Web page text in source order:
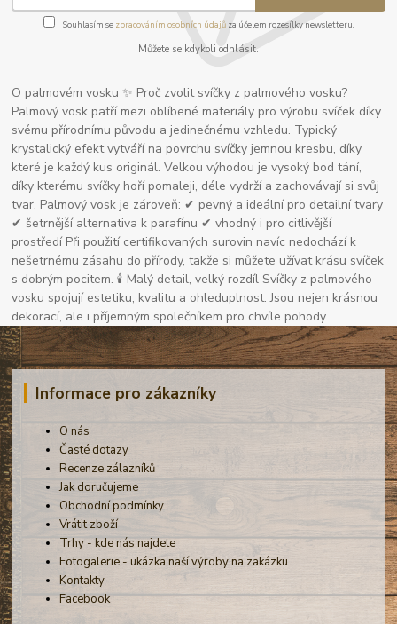
Souhlasím se zpracováním osobních údajůza účelem rozesílky newsletteru.
Můžete se kdykoli odhlásit.
O palmovém vosku ✨ Proč zvolit svíčky z palmového vosku?
Palmový vosk patří mezi oblíbené materiály pro výrobu svíček díky
svému přírodnímu původu a jedinečnému vzhledu. Typický
krystalický efekt vytváří na povrchu svíčky jemnou kresbu, díky
které je každý kus originál. Velkou výhodou je vysoký bod tání,
díky kterému svíčky hoří pomaleji, déle vydrží a zachovávají si svůj
tvar. Palmový vosk je zároveň: ✔ pevný a ideální pro detailní tvary
✔ šetrnější alternativa k parafínu ✔ vhodný i pro citlivější
prostředí Při použití certifikovaných surovin navíc nedochází k
nešetrnému zásahu do přírody, takže si můžete užívat krásu svíček
s dobrým pocitem. 🕯 Malý detail, velký rozdíl Svíčky z palmového
vosku spojují estetiku, kvalitu a ohleduplnost. Jsou nejen krásnou
dekorací, ale i příjemným společníkem pro chvíle pohody.
Informace pro zákazníky
O nás
Časté dotazy
Recenze zálazníků
Jak doručujeme
Obchodní podmínky
Vrátit zboží
Trhy - kde nás najdete
Fotogalerie - ukázka naší výroby na zakázku
Kontakty
Facebook